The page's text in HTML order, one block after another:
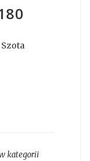
kategorii